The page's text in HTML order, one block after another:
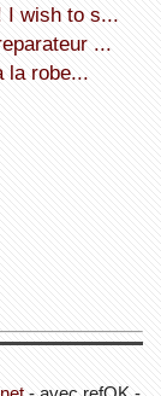
I wish to s...
...
la robe...